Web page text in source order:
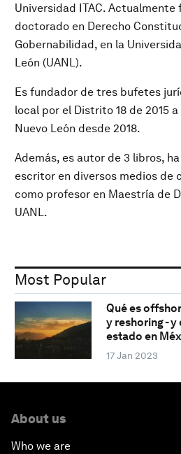
Universidad ITAC.
doctorado en Derecho
Gobernabilidad, en la
León (UANL).
Es fundador de tres bufetes
local por el Distrito 18 de 2015
Nuevo León desde 2018.
Además, es autor de 3 libros,
escritor en diversos medios de
como profesor en Maestría de
UANL.
Most Popular
Qué es
y reshoring -
estado en
17 Jan 2023
About us
Who we are